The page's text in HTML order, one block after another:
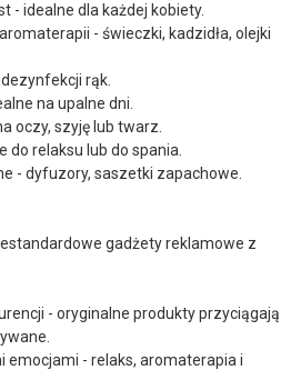
- idealne dla każdej kobiety.
- świeczki, kadzidła, olejki
rąk.
na upalne dni.
oczy, szyję lub twarz.
do relaksu lub do spania.
- dyfuzory, saszetki zapachowe.
gadżety reklamowe z
- oryginalne produkty przyciągają
emocjami - relaks, aromaterapia i